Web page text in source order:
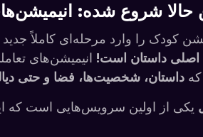
شروع شده: انیمیشن‌های
داستان است!
داستان، شخصیت‌ها، فضا و حتی
یکی از اولین سرویس‌هایی است که